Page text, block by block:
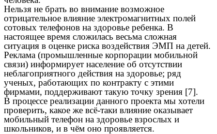
Нельзя не брать во внимание возможное
отрицательное влияние электромагнитных полей
сотовых телефонов на здоровье ребенка. В
настоящее время сложилась весьма сложная
ситуация в оценке риска воздействия ЭМП на детей.
Реклама (промышленные корпорации мобильной
связи) информирует население об отсутствии
неблагоприятного действия на здоровье; ряд
ученых, работающих по контракту с этими
фирмами, поддерживают такую точку зрения [7].
В процессе реализации данного проекта мы хотели
проверить, какое же всё-таки влияние оказывает
мобильный телефон на здоровье взрослых и
школьников, и в чём оно проявляется.